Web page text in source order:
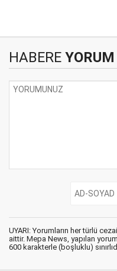
HABERE
UYARI: Yorumların her türlü
aittir. Mepa News, yapılan
600 karakterle (boşluklu)